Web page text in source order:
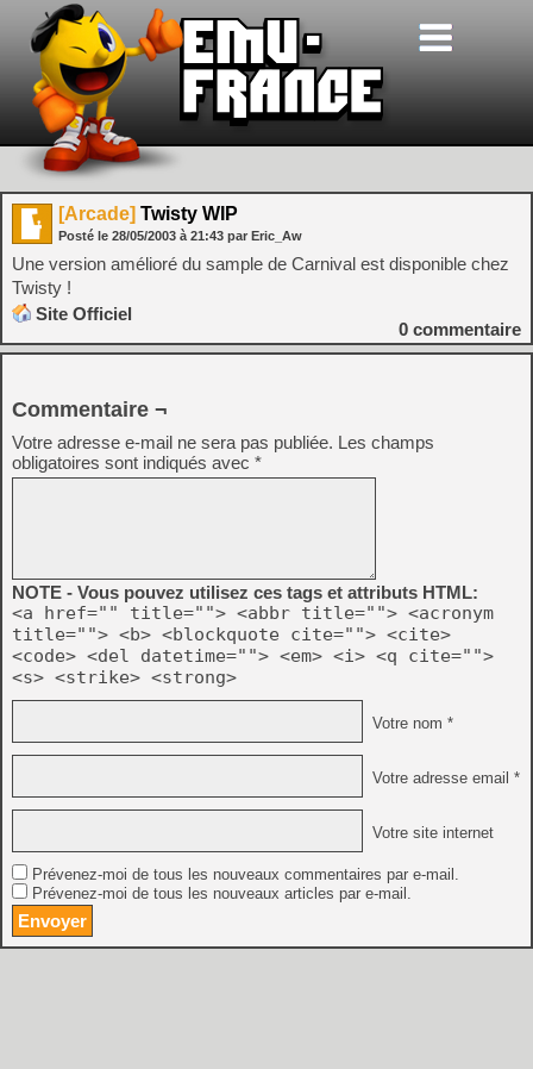
[Arcade] Twisty WIP
Posté le 28/05/2003 à 21:43 par Eric_Aw
Une version amélioré du sample de Carnival est disponible chez
Twisty !
Site Officiel
0 commentaire
Commentaire ¬
Votre adresse e-mail ne sera pas publiée. Les champs
obligatoires sont indiqués avec *
NOTE - Vous pouvez utilisez ces tags et attributs HTML:
<a href="" title=""> <abbr title=""> <acronym
title=""> <b> <blockquote cite=""> <cite>
<code> <del datetime=""> <em> <i> <q cite="">
<s> <strike> <strong>
Votre nom *
Votre adresse email *
Votre site internet
Prévenez-moi de tous les nouveaux commentaires par e-mail.
Prévenez-moi de tous les nouveaux articles par e-mail.